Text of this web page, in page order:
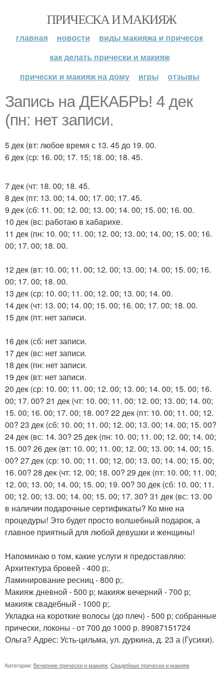
ПРИЧЕСКА И МАКИЯЖ
главная новости
виды макияжа и причесок
как делать прически и макияж
прически и макияж на дому
игры отзывы
Запись на ДЕКАБРЬ! 4 дек
(пн: нет записи.
5 дек (вт: любое время с 13. 45 до 19. 00.
6 дек (ср: 16. 00; 17. 15; 18. 00; 18. 45.
7 дек (чт: 18. 00; 18. 45.
8 дек (пт: 13. 00; 14. 00; 17. 00; 17. 45.
9 дек (сб: 11. 00; 12. 00; 13. 00; 14. 00; 15. 00; 16. 00.
10 дек (вс: работаю в хабарихе.
11 дек (пн: 10. 00; 11. 00; 12. 00; 13. 00; 14. 00; 15. 00; 16.
00; 17. 00; 18. 00.
12 дек (вт: 10. 00; 11. 00; 12. 00; 13. 00; 14. 00; 15. 00; 16.
00; 17. 00; 18. 00.
13 дек (ср: 10. 00; 11. 00; 12. 00; 13. 00; 14. 00.
14 дек (чт: 13. 00; 14. 00; 15. 00; 16. 00; 17. 00; 18. 00.
15 дек (пт: нет записи.
16 дек (сб: нет записи.
17 дек (вс: нет записи.
18 дек (пн: нет записи.
19 дек (вт: нет записи.
20 дек (ср: 10. 00; 11. 00; 12. 00; 13. 00; 14. 00; 15. 00; 16.
00; 17. 00? 21 дек (чт: 10. 00; 11. 00; 12. 00; 13. 00; 14. 00;
15. 00; 16. 00; 17. 00; 18. 00? 22 дек (пт: 10. 00; 11. 00; 12.
00? 23 дек (сб: 10. 00; 11. 00; 12. 00; 13. 00; 14. 00; 15. 00?
24 дек (вс: 14. 30? 25 дек (пн: 10. 00; 11. 00; 12. 00; 14. 00;
15. 00? 26 дек (вт: 10. 00; 11. 00; 12. 00; 13. 00; 14. 00; 15.
00? 27 дек (ср: 10. 00; 11. 00; 12. 00; 13. 00; 14. 00; 15. 00;
16. 00? 28 дек (чт: 12. 00; 18. 00? 29 дек (пт: 10. 00; 11. 00;
12. 00; 13. 00; 14. 00; 15. 00; 19. 00? 30 дек (сб: 10. 00; 11.
00; 12. 00; 13. 00; 14. 00; 15. 00; 17. 30? 31 дек (вс: 13. 00
в наличии подарочные сертификаты? Ко мне на
процедуры! Это будет просто волшебный подарок, а
главное приятный для любой девушки и женщины!
Напоминаю о том, какие услуги я предоставляю:
Архитектура бровей - 400 р;.
Ламинирование ресниц - 800 р;.
Макияж дневной - 500 р; макияж вечерний - 700 р;
макияж свадебный - 1000 р;.
Укладка на короткие волосы (до плеч) - 500 р; собранные
прически, локоны - от 700 до 1000 р. 89087151724
Ольга? Адрес: Усть-цильма, ул. дуркина, д. 23 а (Гусихи).
Категории: Вечерние прически и макияж Свадебные прически и макияж